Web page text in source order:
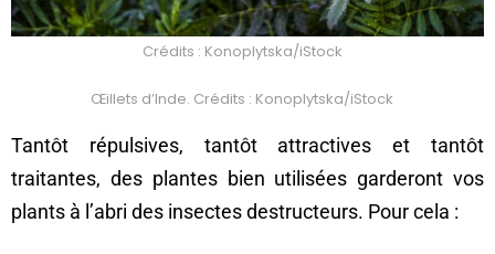
Crédits : Konoplytska/iStock
Œillets d’Inde. Crédits : Konoplytska/iStock
Tantôt répulsives, tantôt attractives et tantôt
traitantes, des plantes bien utilisées garderont vos
plants à l’abri des insectes destructeurs. Pour cela :